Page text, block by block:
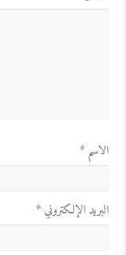
الاسم*
البريد الإلكتروني*